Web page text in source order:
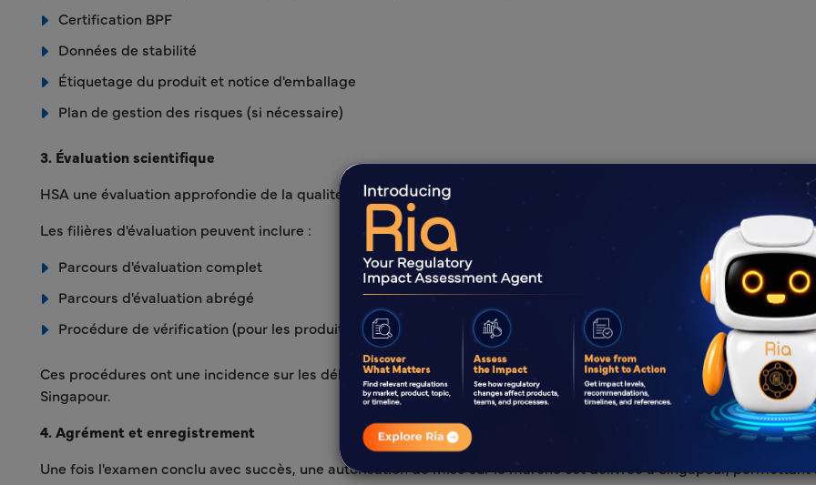
Certification BPF
Données de stabilité
Étiquetage du produit et notice d'emballage
Plan de gestion des risques (si nécessaire)
3. Évaluation scientifique
HSA une évaluation approfondie de la qualité, de la sécurité et de l'efficacité.
Les filières d'évaluation peuvent inclure :
Parcours d'évaluation complet
Parcours d'évaluation abrégé
Procédure de vérification (pour les produits approuvés par les organismes de référence)
Ces procédures ont une incidence sur les délais et les exigences en matière de documentation dans le cadre de
Singapour.
4. Agrément et enregistrement
Une fois l'examen conclu avec succès, une autorisation de mise sur le marché est délivrée à Singapour,